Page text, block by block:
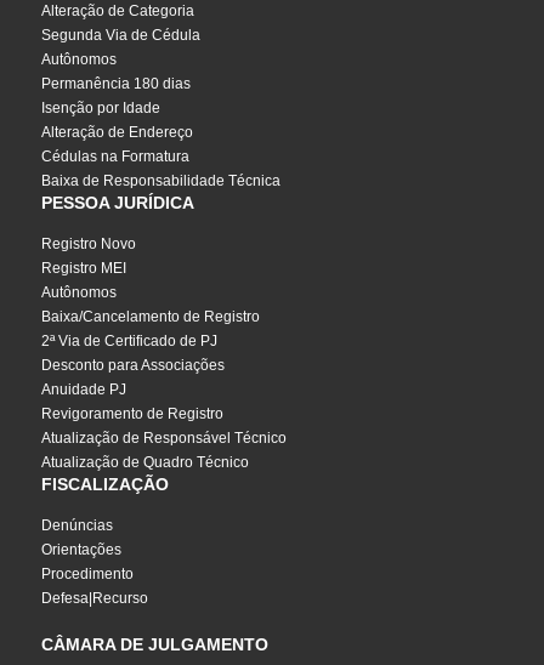
Alteração de Categoria
Segunda Via de Cédula
Autônomos
Permanência 180 dias
Isenção por Idade
Alteração de Endereço
Cédulas na Formatura
Baixa de Responsabilidade Técnica
PESSOA JURÍDICA
Registro Novo
Registro MEI
Autônomos
Baixa/Cancelamento de Registro
2ª Via de Certificado de PJ
Desconto para Associações
Anuidade PJ
Revigoramento de Registro
Atualização de Responsável Técnico
Atualização de Quadro Técnico
FISCALIZAÇÃO
Denúncias
Orientações
Procedimento
Defesa|Recurso
CÂMARA DE JULGAMENTO